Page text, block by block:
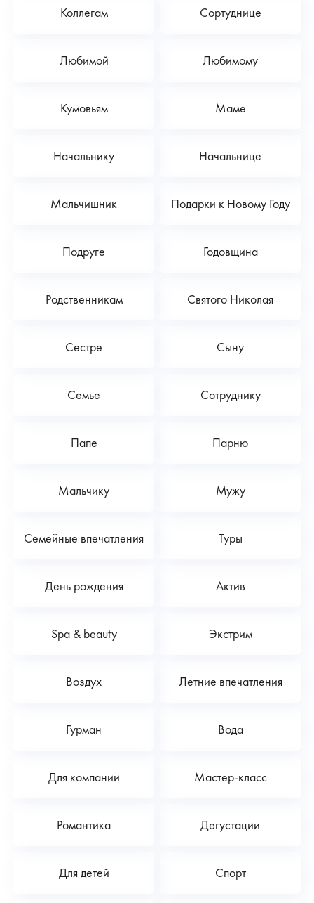
Коллегам Сортуднице
Любимой Любимому
Кумовьям Маме
Начальнику Начальнице
Мальчишник Подарки к Новому Году
Подруге Годовщина
Родственникам Святого Николая
Сестре Сыну
Семье Сотруднику
Папе Парню
Мальчику Мужу
Семейные впечатления Туры
День рождения Актив
Spa & beauty Экстрим
Воздух Летние впечатления
Гурман Вода
Для компании Мастер-класс
Романтика Дегустации
Для детей Спорт